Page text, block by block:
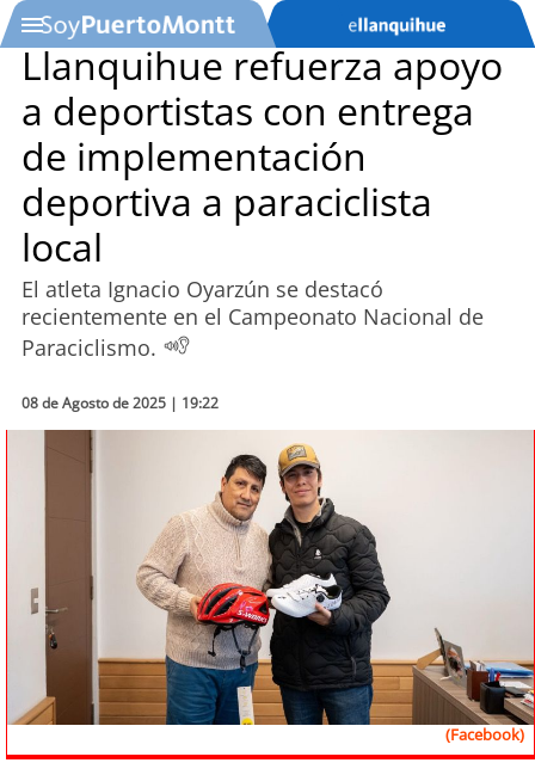
SOYTV
Podcast
Actualidad
Entretención
Deportes
Sostenibilidad
soy chile
arica
soyiquique
Llanquihue refuerza apoyo
a deportistas con entrega
de implementación
deportiva a paraciclista
local
El atleta Ignacio Oyarzún se destacó
recientemente en el Campeonato Nacional de
Paraciclismo.
08 de Agosto de 2025 | 19:22
(Facebook)